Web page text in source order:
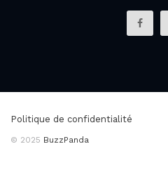
Politique de confidentialité
© 2025 BuzzPanda